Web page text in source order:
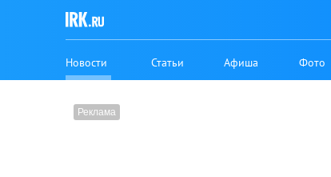
Новости Статьи Афиша Фото